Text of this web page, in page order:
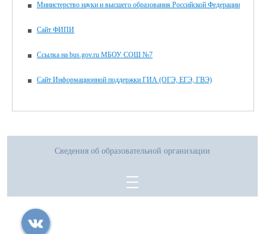
Министерство науки и высшего образования Российской Федерации
Сайт ФИПИ
Ссылка на bus.gov.ru МБОУ СОШ №7
Сайт Информационной поддержки ГИА (ОГЭ, ЕГЭ, ГВЭ)
Сведения об образовательной организации